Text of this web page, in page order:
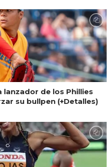
lanzador de los Phillies
su bullpen (+Detalles)